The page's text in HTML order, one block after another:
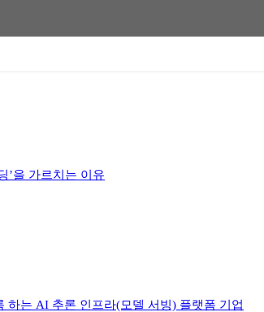
’을 가르치는 이유
는 AI 추론 인프라(모델 서빙) 플랫폼 기업